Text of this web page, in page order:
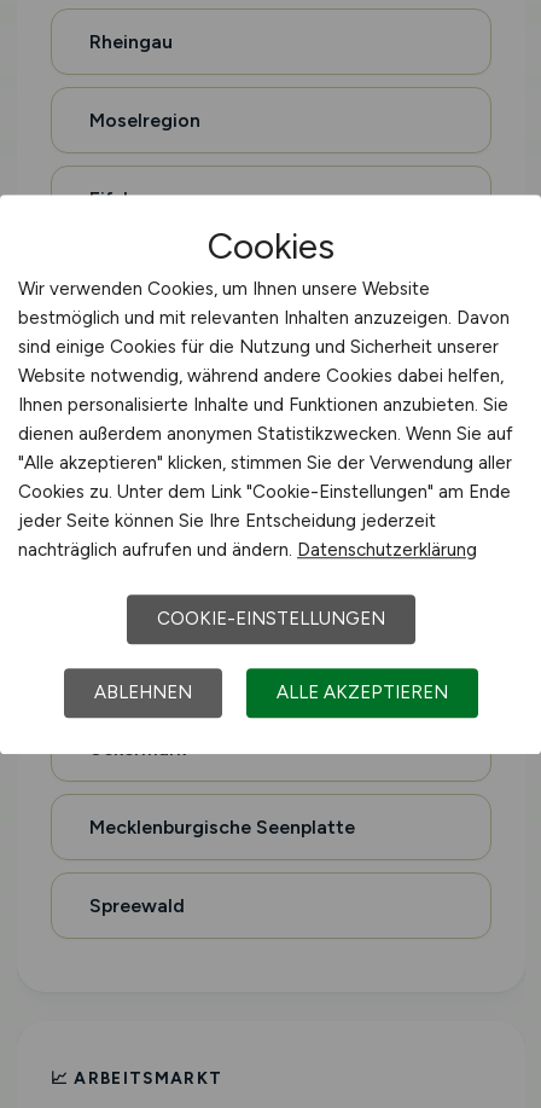
Rheingau
Moselregion
Eifel
Hohenlohe
Oberschwaben
Sauerland
Altes Land
Holsteinische Schweiz
Magdeburger Börde
Uckermark
Mecklenburgische Seenplatte
Spreewald
📈 ARBEITSMARKT
Cookies
Wir verwenden Cookies, um Ihnen unsere Website
bestmöglich und mit relevanten Inhalten anzuzeigen. Davon
sind einige Cookies für die Nutzung und Sicherheit unserer
Website notwendig, während andere Cookies dabei helfen,
Ihnen personalisierte Inhalte und Funktionen anzubieten. Sie
dienen außerdem anonymen Statistikzwecken. Wenn Sie auf
"Alle akzeptieren" klicken, stimmen Sie der Verwendung aller
Cookies zu. Unter dem Link "Cookie-Einstellungen" am Ende
jeder Seite können Sie Ihre Entscheidung jederzeit
nachträglich aufrufen und ändern. Datenschutzerklärung
COOKIE-EINSTELLUNGEN
ABLEHNEN ALLE AKZEPTIEREN